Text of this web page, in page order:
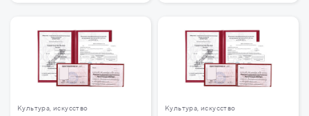
Культура, искусство Культура, искусство